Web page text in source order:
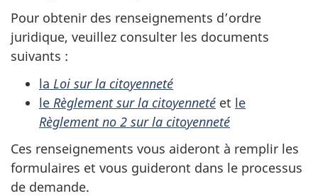
Pour obtenir des renseignements d’ordre
juridique, veuillez consulter les documents
suivants :
la Loi sur la citoyenneté
le Règlement sur la citoyenneté et le
Règlement no 2 sur la citoyenneté
Ces renseignements vous aideront à remplir les
formulaires et vous guideront dans le processus
de demande.